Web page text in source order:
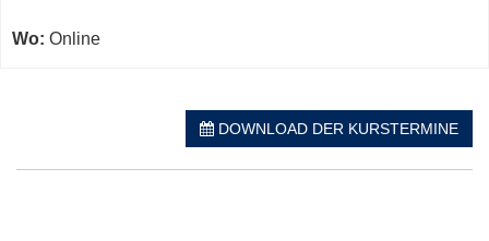
Wo: Online
DOWNLOAD DER KURSTERMINE